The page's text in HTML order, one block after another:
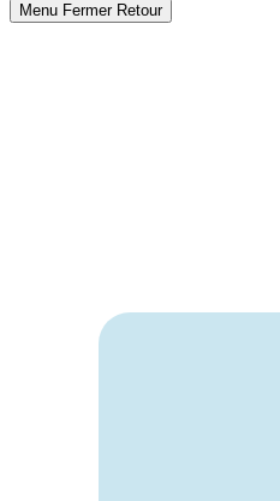
Menu Fermer Retour